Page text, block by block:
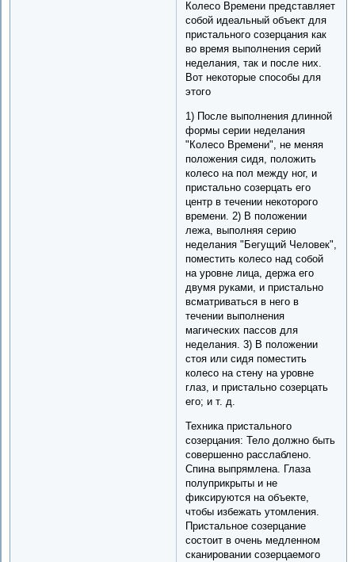
Колесо Времени представляет
собой идеальный объект для
пристального созерцания как
во время выполнения серий
неделания, так и после них.
Вот некоторые способы для
этого
1) После выполнения длинной
формы серии неделания
"Колесо Времени", не меняя
положения сидя, положить
колесо на пол между ног, и
пристально созерцать его
центр в течении некоторого
времени. 2) В положении
лежа, выполняя серию
неделания "Бегущий Человек",
поместить колесо над собой
на уровне лица, держа его
двумя руками, и пристально
всматриваться в него в
течении выполнения
магических пассов для
неделания. 3) В положении
стоя или сидя поместить
колесо на стену на уровне
глаз, и пристально созерцать
его; и т. д.
Техника пристального
созерцания: Тело должно быть
совершенно расслаблено.
Спина выпрямлена. Глаза
полуприкрыты и не
фиксируются на объекте,
чтобы избежать утомления.
Пристальное созерцание
состоит в очень медленном
сканировании созерцаемого